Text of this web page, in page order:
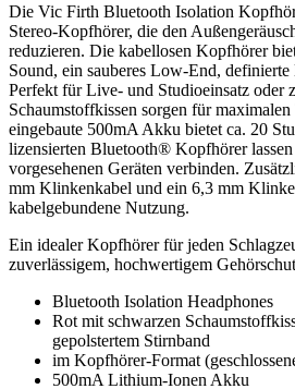
Die Vic Firth Bluetooth Isolation
Stereo-Kopfhörer, die den
reduzieren. Die kabellosen Kopfhörer
Sound, ein sauberes Low-End,
Perfekt für Live- und Studioeinsatz oder
Schaumstoffkissen sorgen für
eingebaute 500mA Akku bietet ca. 20
lizensierten Bluetooth® Kopfhörer
vorgesehenen Geräten verbinden.
mm Klinkenkabel und ein 6,3 mm
kabelgebundene Nutzung.
Ein idealer Kopfhörer für jeden
zuverlässigem, hochwertigem
Bluetooth Isolation Headphones
Rot mit schwarzen
gepolstertem Stirnband
im Kopfhörer-Format
500mA Lithium-Ionen Akku